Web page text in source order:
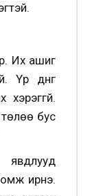
Их ашиг
Үр дүнг
бус
явдлууд
ирнэ.